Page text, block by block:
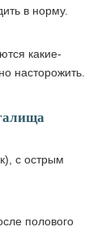
в норму.
какие-
насторожить.
с острым
полового